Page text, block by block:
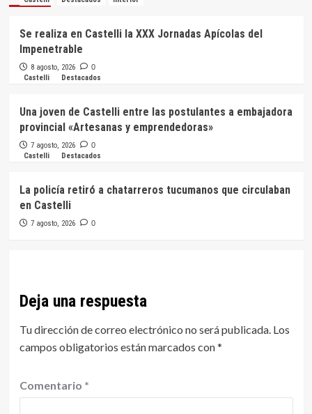
Se realiza en Castelli la XXX Jornadas Apícolas del
Impenetrable
8 agosto, 2026 0
Castelli Destacados
Una joven de Castelli entre las postulantes a embajadora
provincial «Artesanas y emprendedoras»
7 agosto, 2026 0
Castelli Destacados
La policía retiró a chatarreros tucumanos que circulaban
en Castelli
7 agosto, 2026 0
Deja una respuesta
Tu dirección de correo electrónico no será publicada. Los
campos obligatorios están marcados con*
Comentario *